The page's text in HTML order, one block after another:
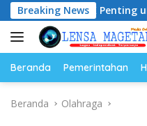
Langsung
ke
konten
Breaking News
OKK Penting untuk
Beranda Pemerintahan
Beranda Olahraga